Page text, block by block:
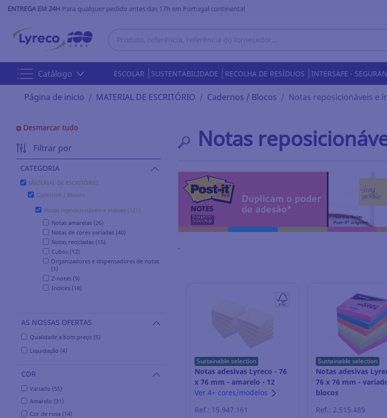
ENTREGA EM 24H Para qualquer pedido antes das 17h em Portugal continental
Catálogo ESCOLAR SUSTENTABILIDADE RECOLHA DE RESÍDUOS INTERSAFE -
Página de inicio MATERIAL DE ESCRITÓRIO Cadernos / Blocos Notas reposicionáveis e
Desmarcar tudo
Filtrar por
CATEGORIA
MATERIAL DE ESCRITÓRIO
Cadernos / Blocos
Notas reposicionáveis e índices (121)
Notas amarelas (26)
Notas de cores variadas (40)
Notas recicladas (15)
Cubos (12)
Organizadores e dispensadores de notas
(1)
Z-notas (9)
Indices (18)
AS NOSSAS OFERTAS
Qualidade a bom preço (5)
Liquidação (4)
COR
Variado (55)
Amarelo (31)
Cor de rosa (14)
Notas
-
Sustainable selection
Notas adesivas Lyreco - 76
x 76 mm - amarelo - 12
blocos
Ver 4+ cores/modelos
Ref.: 15.947.161
Sustainable selection
Notas adesivas
76 x 76 mm -
blocos
Ref.: 2.515.489